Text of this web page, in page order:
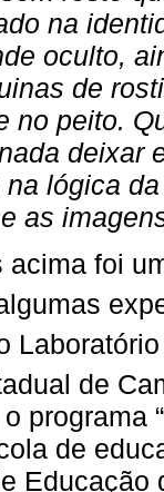
na
oculto,
de
no peito.
deixar
lógica
as
acima foi
de
programa
de